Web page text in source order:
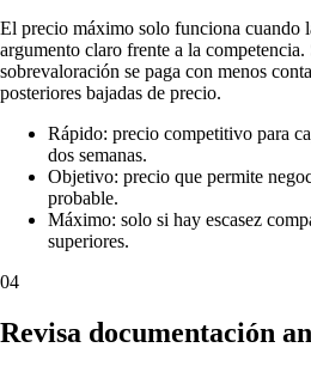
El precio máximo solo funciona cuando
argumento claro frente a la
sobrevaloración se paga con menos
posteriores bajadas de precio.
Rápido: precio competitivo para
dos semanas.
Objetivo: precio que permite
probable.
Máximo: solo si hay escasez
superiores.
04
Revisa documentación